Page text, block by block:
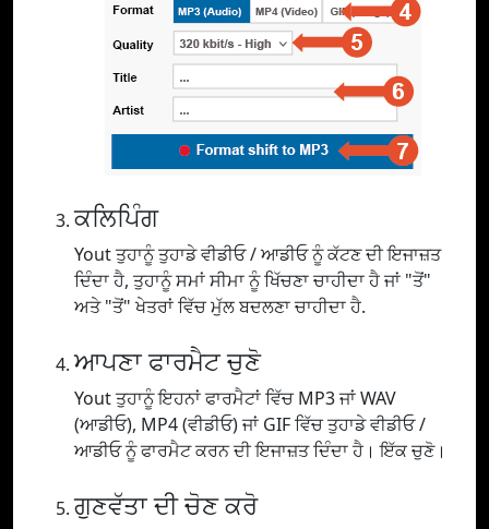
ਕਲਿਪਿੰਗ
Yout ਤੁਹਾਨੂੰ ਤੁਹਾਡੇ ਵੀਡੀਓ / ਆਡੀਓ ਨੂੰ ਕੱਟਣ ਦੀ ਇਜਾਜ਼ਤ
ਦਿੰਦਾ ਹੈ, ਤੁਹਾਨੂੰ ਸਮਾਂ ਸੀਮਾ ਨੂੰ ਖਿੱਚਣਾ ਚਾਹੀਦਾ ਹੈ ਜਾਂ "ਤੋਂ"
ਅਤੇ "ਤੋਂ" ਖੇਤਰਾਂ ਵਿੱਚ ਮੁੱਲ ਬਦਲਣਾ ਚਾਹੀਦਾ ਹੈ.
ਆਪਣਾ ਫਾਰਮੈਟ ਚੁਣੋ
Yout ਤੁਹਾਨੂੰ ਇਹਨਾਂ ਫਾਰਮੈਟਾਂ ਵਿੱਚ MP3 ਜਾਂ WAV
(ਆਡੀਓ), MP4 (ਵੀਡੀਓ) ਜਾਂ GIF ਵਿੱਚ ਤੁਹਾਡੇ ਵੀਡੀਓ /
ਆਡੀਓ ਨੂੰ ਫਾਰਮੈਟ ਕਰਨ ਦੀ ਇਜਾਜ਼ਤ ਦਿੰਦਾ ਹੈ। ਇੱਕ ਚੁਣੋ।
ਗੁਣਵੱਤਾ ਦੀ ਚੋਣ ਕਰੋ